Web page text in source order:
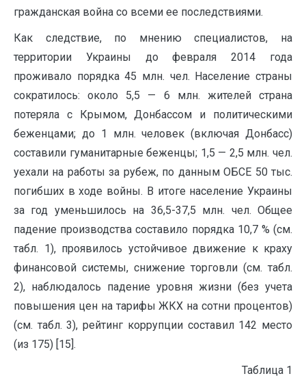
гражданская война со всеми ее последствиями.
Как следствие, по мнению специалистов, на
территории Украины до февраля 2014 года
проживало порядка 45 млн. чел. Население страны
сократилось: около 5,5 — 6 млн. жителей страна
потеряла с Крымом, Донбассом и политическими
беженцами; до 1 млн. человек (включая Донбасс)
составили гуманитарные беженцы; 1,5 — 2,5 млн. чел.
уехали на работы за рубеж, по данным ОБСЕ 50 тыс.
погибших в ходе войны. В итоге население Украины
за год уменьшилось на 36,5-37,5 млн. чел. Общее
падение производства составило порядка 10,7 % (см.
табл. 1), проявилось устойчивое движение к краху
финансовой системы, снижение торговли (см. табл.
2), наблюдалось падение уровня жизни (без учета
повышения цен на тарифы ЖКХ на сотни процентов)
(см. табл. 3), рейтинг коррупции составил 142 место
(из 175) [15].
Таблица 1